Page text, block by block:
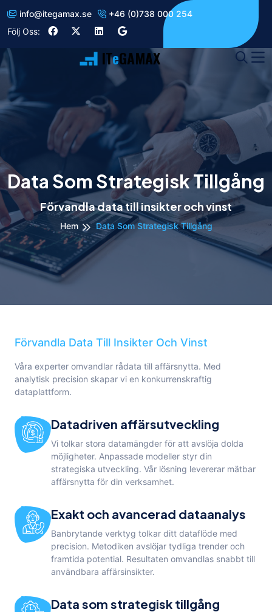
info@itegamax.se
+46 (0)738 000 254
Följ Oss:
ITeGAMAX
Data Som Strategisk Tillgång
Förvandla data till insikter och vinst
Hem Data Som Strategisk Tillgång
Förvandla Data Till Insikter Och Vinst
Våra experter omvandlar rådata till affärsnytta. Med
analytisk precision skapar vi en konkurrenskraftig
dataplattform.
Datadriven affärsutveckling
Vi tolkar stora datamängder för att avslöja dolda
möjligheter. Anpassade modeller styr din
strategiska utveckling. Vår lösning levererar mätbar
affärsnytta för din verksamhet.
Exakt och avancerad dataanalys
Banbrytande verktyg tolkar ditt dataflöde med
precision. Metodiken avslöjar tydliga trender och
framtida potential. Resultaten omvandlas snabbt till
användbara affärsinsikter.
Data som strategisk tillgång